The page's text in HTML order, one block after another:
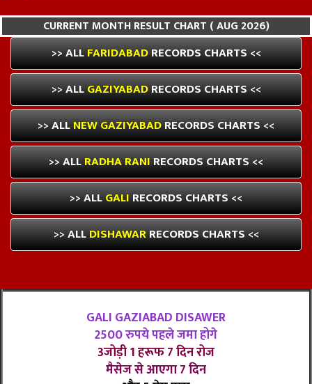
CURRENT MONTH RESULT CHART ( AUG 2026)
>> ALLFARIDABADRECORDS CHARTS <<
>> ALLGAZIYABADRECORDS CHARTS <<
>> ALLNEW GAZIYABADRECORDS CHARTS <<
>> ALLRADHA RANIRECORDS CHARTS <<
>> ALLGALIRECORDS CHARTS <<
>> ALLDISHAWARRECORDS CHARTS <<
GALI GAZIABAD DISAWER
2500 रुपये पहले जमा होगे
3जोड़ी 1 हरूफ 7 दिन रोज
मैसेज से आएगा 7 दिन